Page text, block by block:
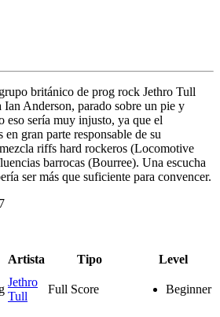
británico de prog rock Jethro Tull
Ian Anderson, parado sobre un pie y
eso sería muy injusto, ya que el
gran parte responsable de su
riffs hard rockeros (Locomotive
barrocas (Bourree). Una escucha
ser más que suficiente para convencer.
7
Artista Tipo Level
Jethro
Tull
Full Score Beginner